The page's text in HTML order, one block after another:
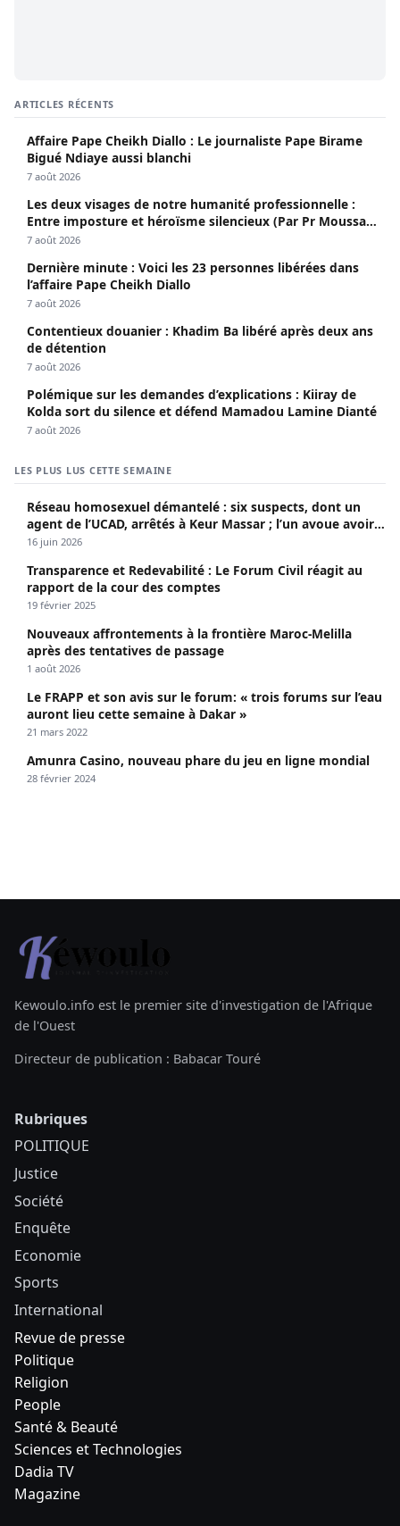
ARTICLES RÉCENTS
Affaire Pape Cheikh Diallo : Le journaliste Pape Birame
Bigué Ndiaye aussi blanchi
7 août 2026
Les deux visages de notre humanité professionnelle :
Entre imposture et héroïsme silencieux (Par Pr Moussa
Seydi)
7 août 2026
Dernière minute : Voici les 23 personnes libérées dans
l’affaire Pape Cheikh Diallo
7 août 2026
Contentieux douanier : Khadim Ba libéré après deux ans
de détention
7 août 2026
Polémique sur les demandes d’explications : Kiiray de
Kolda sort du silence et défend Mamadou Lamine Dianté
7 août 2026
LES PLUS LUS CETTE SEMAINE
Réseau homosexuel démantelé : six suspects, dont un
agent de l’UCAD, arrêtés à Keur Massar ; l’un avoue avoir
propagé le VIH depuis 2018
16 juin 2026
Transparence et Redevabilité : Le Forum Civil réagit au
rapport de la cour des comptes
19 février 2025
Nouveaux affrontements à la frontière Maroc-Melilla
après des tentatives de passage
1 août 2026
Le FRAPP et son avis sur le forum: « trois forums sur l’eau
auront lieu cette semaine à Dakar »
21 mars 2022
Amunra Casino, nouveau phare du jeu en ligne mondial
28 février 2024
Kewoulo.info est le premier site d'investigation de l'Afrique
de l'Ouest
Directeur de publication : Babacar Touré
Rubriques
POLITIQUE
Justice
Société
Enquête
Economie
Sports
International
Revue de presse
Politique
Religion
People
Santé & Beauté
Sciences et Technologies
Dadia TV
Magazine